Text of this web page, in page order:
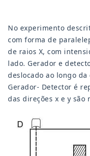
No experimento
com forma de
de raios X, com
lado. Gerador e
deslocado ao longo
Gerador- Detector é
das direções x e y são